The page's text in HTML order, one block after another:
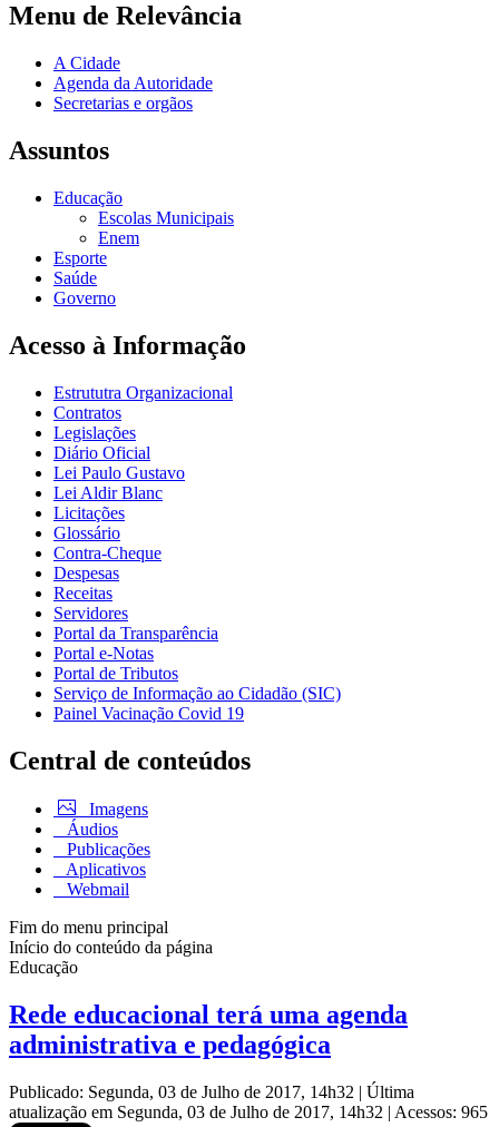
Menu de Relevância
A Cidade
Agenda da Autoridade
Secretarias e orgãos
Assuntos
Educação
Escolas Municipais
Enem
Esporte
Saúde
Governo
Acesso à Informação
Estrututra Organizacional
Contratos
Legislações
Diário Oficial
Lei Paulo Gustavo
Lei Aldir Blanc
Licitações
Glossário
Contra-Cheque
Despesas
Receitas
Servidores
Portal da Transparência
Portal e-Notas
Portal de Tributos
Serviço de Informação ao Cidadão (SIC)
Painel Vacinação Covid 19
Central de conteúdos
Imagens
Áudios
Publicações
Aplicativos
Webmail
Fim do menu principal
Início do conteúdo da página
Educação
Rede educacional terá uma agenda
administrativa e pedagógica
Publicado: Segunda, 03 de Julho de 2017, 14h32 | Última
atualização em Segunda, 03 de Julho de 2017, 14h32 | Acessos: 965